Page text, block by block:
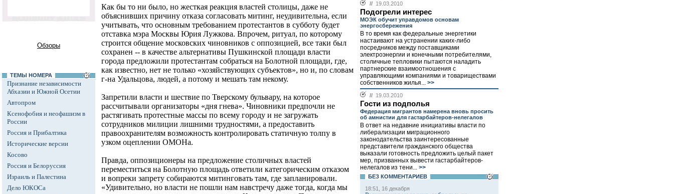
Обзоры
ТЕМЫ НОМЕРА
Признание независимости
Абхазии и Южной Осетии
Автопром
Ксенофобия и неофашизм в
России
Россия и Прибалтика
Исторические версии
Косово
Россия и Белоруссия
Израиль и Палестина
Дело ЮКОСа
Как бы то ни было, но жесткая реакция властей столицы, даже не
объяснивших причину отказа согласовать митинг, неудивительна, если
учитывать, что основным требованием протестантов в субботу будет
отставка мэра Москвы Юрия Лужкова. Впрочем, ритуал, по которому
строится общение московских чиновников с оппозицией, все таки был
сохранен -- в качестве альтернативы Пушкинской площади власти
города предложили протестантам собраться на Болотной площади, где,
как известно, нет не только «хозяйствующих субъектов», но и, по словам
г-на Удальцова, людей, а потому и мешать там некому.
Запретили власти и шествие по Тверскому бульвару, на которое
рассчитывали организаторы «дня гнева». Чиновники предпочли не
растягивать протестные массы по всему городу и не загружать
сотрудников милиции лишними трудностями, а предоставить
правоохранителям возможность контролировать статичную толпу в
узком оцеплении ОМОНа.
Правда, оппозиционеры на предложение столичных властей
переместиться на Болотную площадь ответили категорическим отказом
и вопреки запрету собираются митинговать там, где запланировали.
«Удивительно, но власти не пошли нам навстречу даже тогда, когда мы
// 19.03.2010
Подогрели интерес
МОЭК обучит управдомов основам
энергосбережения
В то время как федеральные энергетики
настаивают на устранении каких-либо
посредников между поставщиками
электроэнергии и конечными потребителями,
столичные тепловики пытаются наладить
партнерские взаимоотношения с
управляющими компаниями и товариществами
собственников жилья... >>
// 19.03.2010
Гости из подполья
Федерация мигрантов намерена вновь просить
об амнистии для гастарбайтеров-нелегалов
В ответ на недавние инициативы власти по
либерализации миграционного
законодательства заинтересованные
представители гражданского общества
выказали готовность предложить целый пакет
мер, призванных вывести гастарбайтеров-
нелегалов из тени... >>
БЕЗ КОМMЕНТАРИЕВ
18:51, 16 декабря